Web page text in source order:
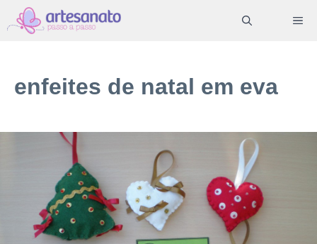
Pular
para
conteúdo
enfeites de natal em eva